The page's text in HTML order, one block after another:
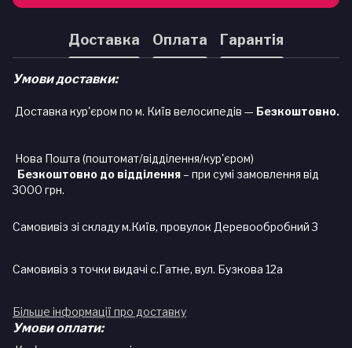
Доставка Оплата Гарантія
Умови доставки:
Доставка кур'єром по м. Київ велосипедів — Безкоштовно.
Нова Пошта (поштомат/відділення/кур'єром)
Безкоштовно до відділення – при сумі замовлення від
3000 грн.
Самовивіз зі складу м.Київ, провулок Деревообробний 3
Самовивіз з точки видачі с.Гатне, вул. Бузкова 12а
Більше інформації про доставку
Умови оплати: